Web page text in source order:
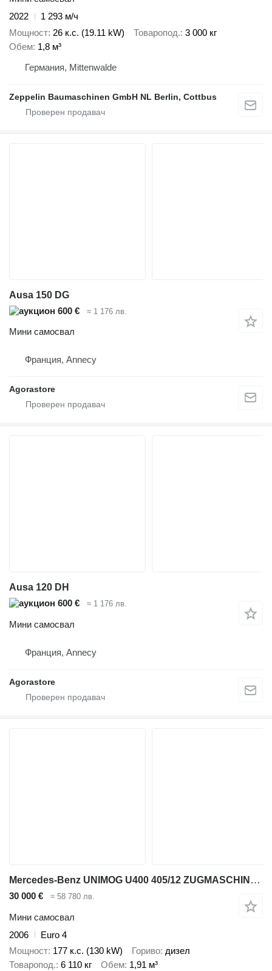
2022
1 293 м/ч
Мощност 26 к.с. (19.11 kW) Товаропод. 3 000 кг
Обем 1,8 м³
Германия, Mittenwalde
Zeppelin Baumaschinen GmbH NL Berlin, Cottbus
Ausa 150 DG
600 €
≈ 1 176 лв.
Мини самосвал
Франция, Annecy
Agorastore
Ausa 120 DH
600 €
≈ 1 176 лв.
Мини самосвал
Франция, Annecy
Agorastore
Mercedes-Benz UNIMOG U400 405/12 ZUGMASCHINE/ KIPPER
30 000 € ≈ 58 780 лв.
Мини самосвал
2006
Euro 4
Мощност 177 к.с. (130 kW) Гориво дизел
Товаропод. 6 110 кг Обем 1,91 м³